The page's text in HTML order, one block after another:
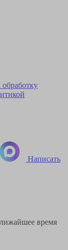
обработку
Написать
время